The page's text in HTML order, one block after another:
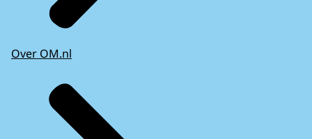
Over OM.nl